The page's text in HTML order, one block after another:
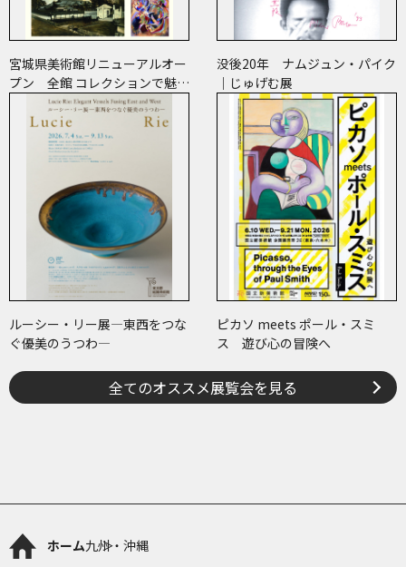
宮城県美術館リニューアルオー
プン 全館 コレクションで魅せ
ます 美術の時代
没後20年 ナムジュン・パイク
｜じゅげむ展
ルーシー・リー展―東西をつな
ぐ優美のうつわ―
ピカソ meets ポール・スミ
ス 遊び心の冒険へ
全てのオススメ展覧会を見る
ホーム九州・沖縄